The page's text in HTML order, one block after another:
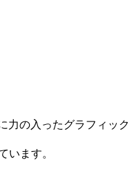
力の入ったグラフィック
います。